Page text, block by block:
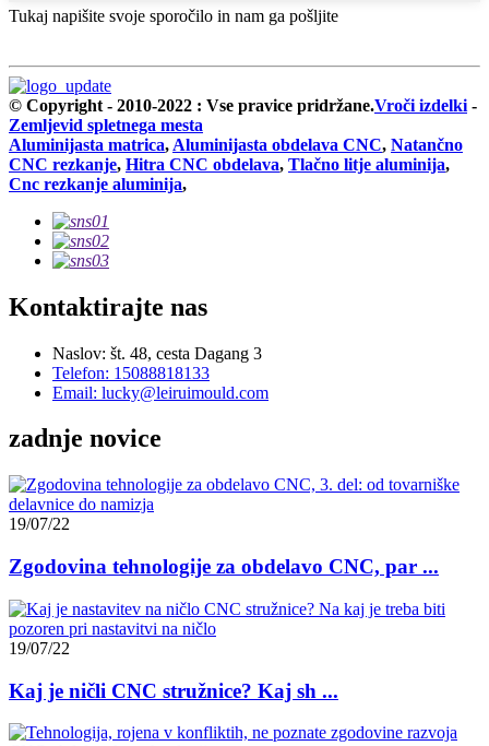
Tukaj napišite svoje sporočilo in nam ga pošljite
© Copyright - 2010-2022 : Vse pravice pridržane.Vroči izdelki -
Zemljevid spletnega mesta
Aluminijasta matrica, Aluminijasta obdelava CNC, Natančno
CNC rezkanje, Hitra CNC obdelava, Tlačno litje aluminija,
Cnc rezkanje aluminija,
Kontaktirajte nas
Naslov: št. 48, cesta Dagang 3
Telefon: 15088818133
Email: lucky@leiruimould.com
zadnje novice
19/07/22
Zgodovina tehnologije za obdelavo CNC, par ...
19/07/22
Kaj je ničli CNC stružnice? Kaj sh ...